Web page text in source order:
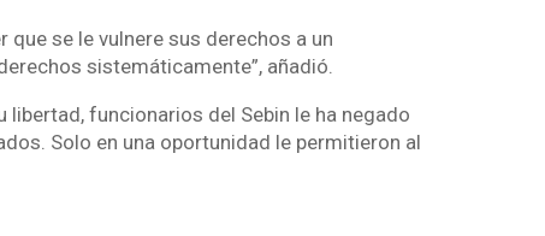
se le vulnere sus derechos a un
sistemáticamente”, añadió.
funcionarios del Sebin le ha negado
Solo en una oportunidad le permitieron al